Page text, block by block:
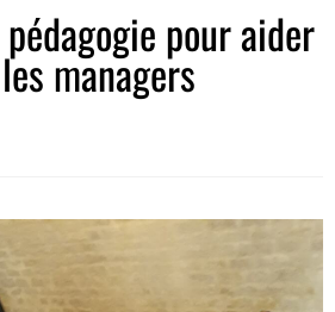
pour aider
managers